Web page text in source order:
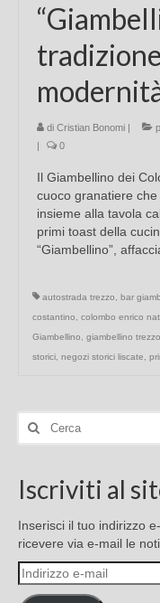
di Cristian Bonomi |
|
0
Il Giambellino dei
cuoco granatiere
insieme alla tavola
primi toast della
“Giambellino”,
autostrada trezzo bar
costantino
colombo enrico
Giambellino
giambellino trezzo
storici negozi storici liscate
Cerca:
Iscriviti al
Inserisci il tuo indirizzo
ricevere via e-mail le
Indirizzo
e-